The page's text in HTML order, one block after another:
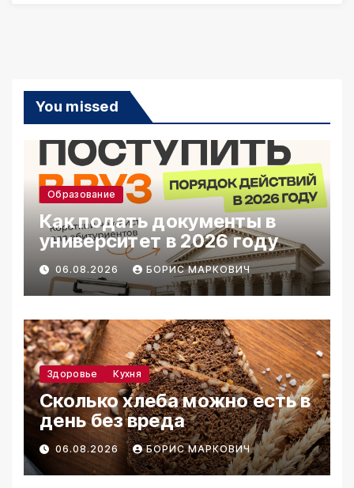
You missed
Образование
Как подать документы в
университет в 2026 году
06.08.2026 БОРИС МАРКОВИЧ
Здоровье Кухня
Сколько хлеба можно есть в
день без вреда
06.08.2026 БОРИС МАРКОВИЧ